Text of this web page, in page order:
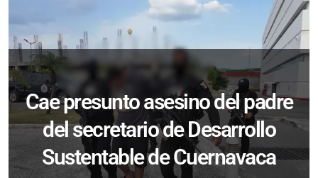
Cae presunto asesino del padre
del secretario de Desarrollo
Sustentable de Cuernavaca